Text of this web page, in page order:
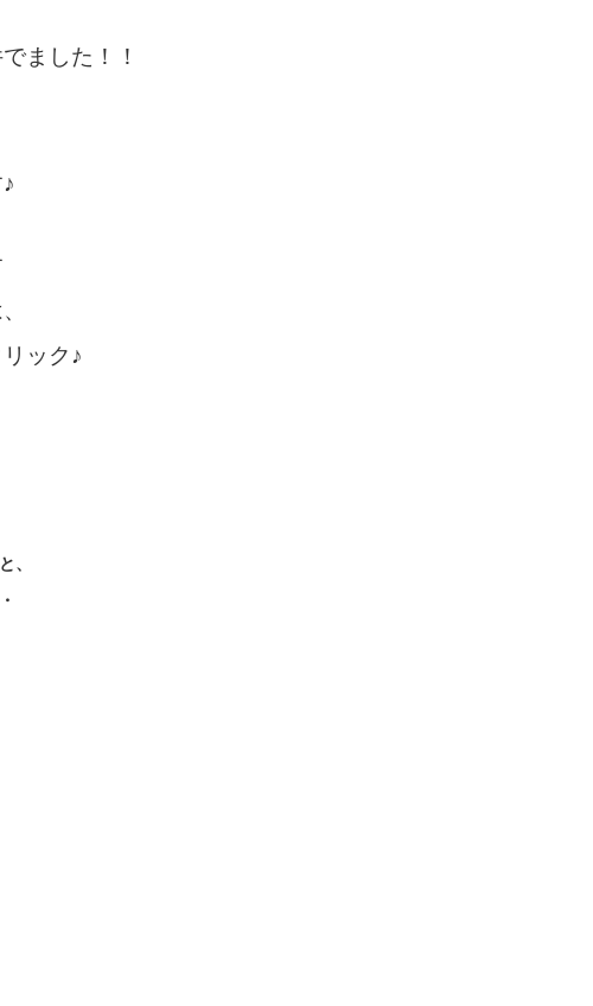
ました！！
ック♪
、